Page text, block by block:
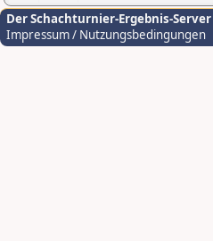
Der Schachturnier-Ergebnis-Server
Impressum / Nutzungsbedingungen